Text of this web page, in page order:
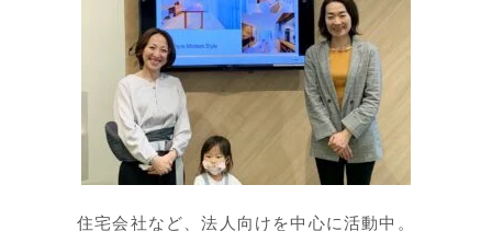
住宅会社など、法人向けを中心に活動中。